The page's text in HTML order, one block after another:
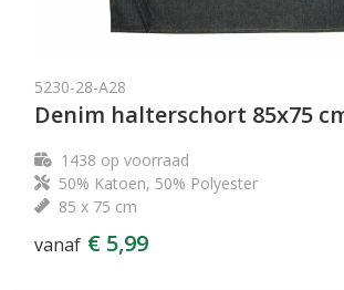
5230-28-A28
Denim halterschort 85x75
1438 op voorraad
50% Katoen, 50% Polyester
85 x 75 cm
vanaf € 5,99